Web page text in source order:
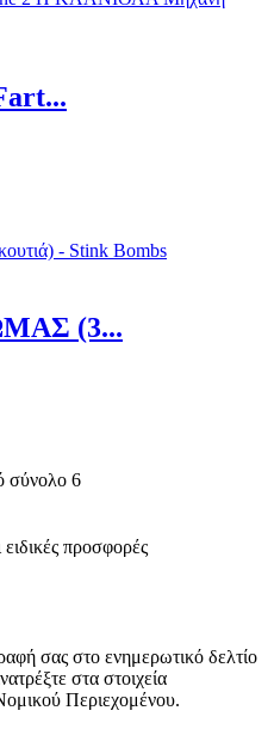
(3...
σύνολο 6
προσφορές
σας στο ενημερωτικό δελτίο
στα στοιχεία
Περιεχομένου.